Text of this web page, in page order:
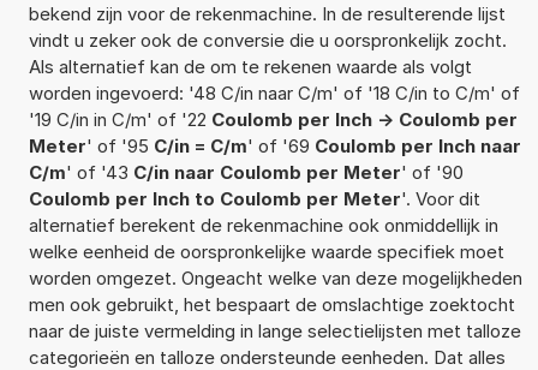
bekend zijn voor de rekenmachine. In de resulterende lijst
vindt u zeker ook de conversie die u oorspronkelijk zocht.
Als alternatief kan de om te rekenen waarde als volgt
worden ingevoerd: '48 C/in naar C/m' of '18 C/in to C/m' of
'19 C/in in C/m' of '22 Coulomb per Inch -> Coulomb per
Meter' of '95 C/in = C/m' of '69 Coulomb per Inch naar
C/m' of '43 C/in naar Coulomb per Meter' of '90
Coulomb per Inch to Coulomb per Meter'. Voor dit
alternatief berekent de rekenmachine ook onmiddellijk in
welke eenheid de oorspronkelijke waarde specifiek moet
worden omgezet. Ongeacht welke van deze mogelijkheden
men ook gebruikt, het bespaart de omslachtige zoektocht
naar de juiste vermelding in lange selectielijsten met talloze
categorieën en talloze ondersteunde eenheden. Dat alles